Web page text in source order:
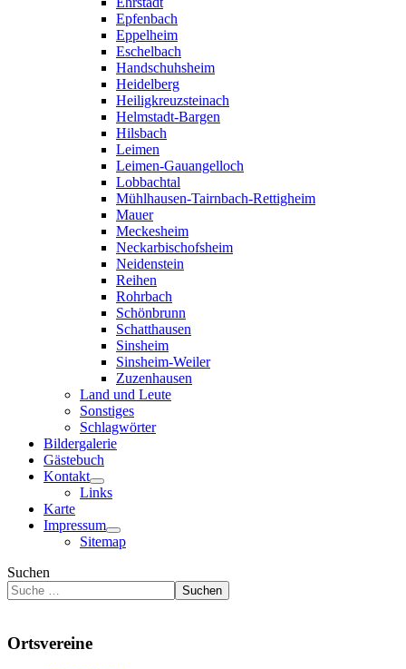
Epfenbach
Eppelheim
Eschelbach
Handschuhsheim
Heidelberg
Heiligkreuzsteinach
Helmstadt-Bargen
Hilsbach
Leimen
Leimen-Gauangelloch
Lobbachtal
Mühlhausen-Tairnbach-Rettigheim
Mauer
Meckesheim
Neckarbischofsheim
Neidenstein
Reihen
Rohrbach
Schönbrunn
Schatthausen
Sinsheim
Sinsheim-Weiler
Zuzenhausen
Land und Leute
Sonstiges
Schlagwörter
Bildergalerie
Gästebuch
Kontakt
Links
Karte
Impressum
Sitemap
Suchen
Suchen
Ortsvereine